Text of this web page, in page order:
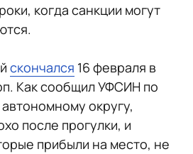
когда санкции могут
скончался 16 февраля в
Как сообщил УФСИН по
округу,
после прогулки, и
прибыли на место, не